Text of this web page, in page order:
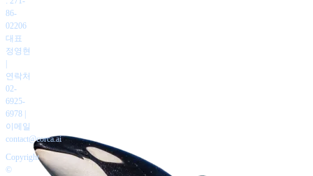
86-
02206
대표
정영현
|
연락처
02-
6925-
6978 |
이메일
contact@corca.ai
Copyright
©